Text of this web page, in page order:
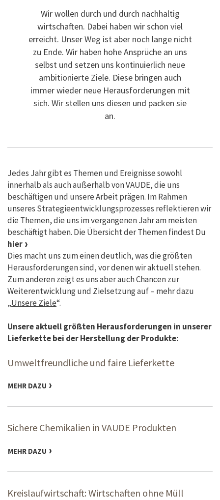
Wir wollen durch und durch nachhaltig
wirtschaften. Dabei haben wir schon viel
erreicht. Unser Weg ist aber noch lange nicht
zu Ende. Wir haben hohe Ansprüche an uns
selbst und setzen uns kontinuierlich neue
ambitionierte Ziele. Diese bringen auch
immer wieder neue Herausforderungen mit
sich. Wir stellen uns diesen und packen sie
an.
Jedes Jahr gibt es Themen und Ereignisse sowohl
innerhalb als auch außerhalb von VAUDE, die uns
beschäftigen und unsere Arbeit prägen. Im Rahmen
unseres Strategieentwicklungsprozesses reflektieren wir
die Themen, die uns im vergangenen Jahr am meisten
beschäftigt haben. Die Übersicht der Themen findest Du
hier
Dies macht uns zum einen deutlich, was die größten
Herausforderungen sind, vor denen wir aktuell stehen.
Zum anderen zeigt es uns aber auch Chancen zur
Weiterentwicklung und Zielsetzung auf – mehr dazu
„Unsere Ziele“.
Unsere aktuell größten Herausforderungen in unserer
Lieferkette bei der Herstellung der Produkte:
Umweltfreundliche und faire Lieferkette
MEHR DAZU
Sichere Chemikalien in VAUDE Produkten
MEHR DAZU
Kreislaufwirtschaft: Wirtschaften ohne Müll